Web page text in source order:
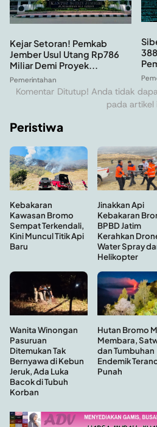
Kejar Setoran! Pemkab
Jember Usul Utang Rp786
Miliar Demi Proyek...
Pemerintahan
Komentar Ditutup! Anda tidak
pada artikel
Peristiwa
Kebakaran
Kawasan Bromo
Sempat Terkendali,
Kini Muncul Titik Api
Baru
Jinakkan Api
Kebakaran
BPBD Jatim
Kerahkan
Water Spray
Helikopter
Wanita Winongan
Pasuruan
Ditemukan Tak
Bernyawa di Kebun
Jeruk, Ada Luka
Bacok di Tubuh
Korban
Hutan Bromo
Membara,
dan Tumbuhan
Endemik
Punah